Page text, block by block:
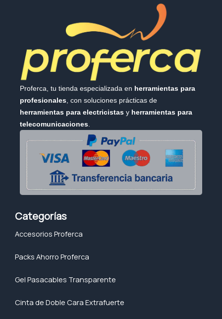
Proferca, tu tienda especializada en herramientas para
profesionales , con soluciones prácticas de
herramientas para electricistas y herramientas para
telecomunicaciones
Categorías
Accesorios Proferca
Packs Ahorro Proferca
Gel Pasacables Transparente
Cinta de Doble Cara Extrafuerte